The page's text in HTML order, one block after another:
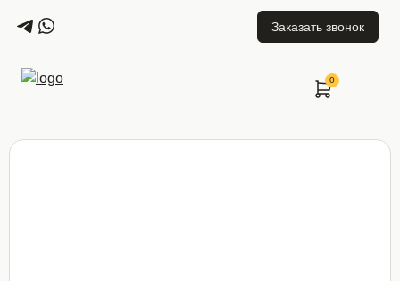
Заказать звонок